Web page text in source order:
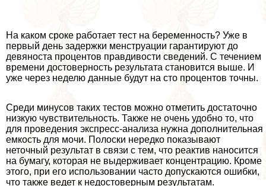
На каком сроке работает тест на беременность? Уже в
первый день задержки мeнcтpуации гарантируют до
девяноста процентов правдивости сведений. С течением
времени достоверность результата становится выше. И
уже через неделю данные будут на сто процентов точны.
Среди минусов таких тестов можно отметить достаточно
низкую чувствительность. Также не очень удобно то, что
для проведения экспресс-анализа нужна дополнительная
емкость для мочи. Полоски нередко показывают
неточный результат в связи с тем, что реактив наносится
на бумагу, которая не выдерживает концентрацию. Кроме
этого, при его использовании часто допускаются ошибки,
что также ведет к недостоверным результатам.